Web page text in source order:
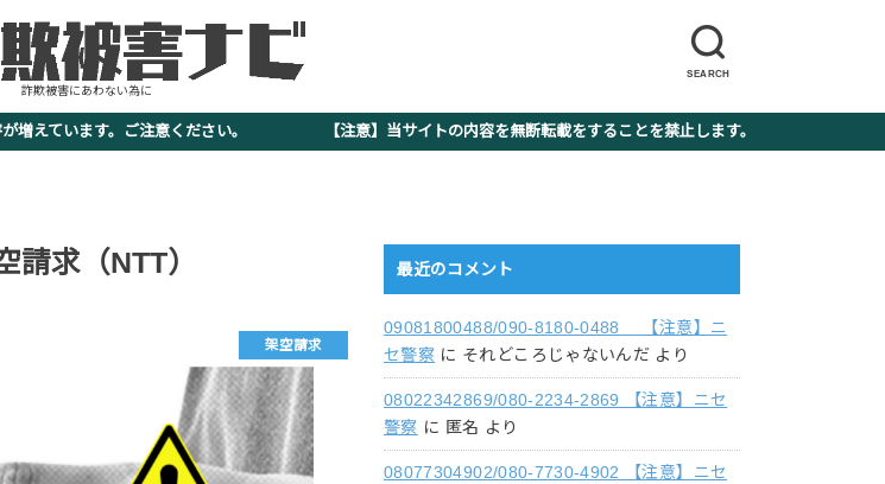
SEARCH
詐欺被害にあわない為に
が増えています。ご注意ください。 【注意】当サイトの内容を無断転載をすることを禁止します。
請求（NTT）
架空請求
最近のコメント
09081800488/090-8180-0488 【注意】ニ
セ警察 に それどころじゃないんだ より
08022342869/080-2234-2869 【注意】ニセ
警察 に 匿名 より
08077304902/080-7730-4902 【注意】ニセ